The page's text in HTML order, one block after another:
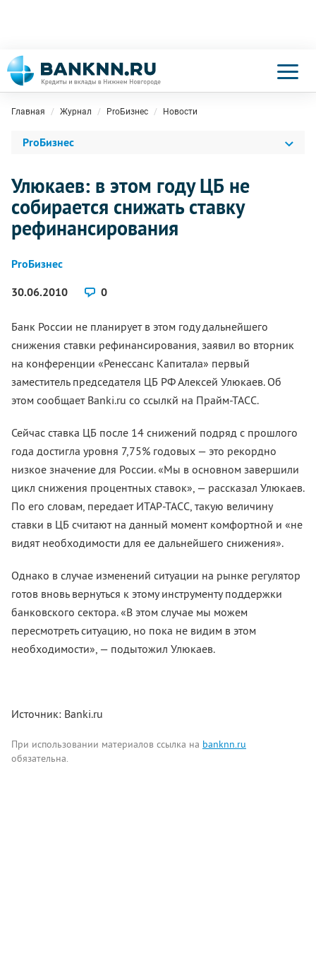
Главная Журнал ProБизнес Новости
ProБизнес
Улюкаев: в этом году ЦБ не
собирается снижать ставку
рефинансирования
ProБизнес
30.06.2010
0
Банк России не планирует в этом году дальнейшего
снижения ставки рефинансирования, заявил во вторник
на конференции «Ренессанс Капитала» первый
заместитель председателя ЦБ РФ Алексей Улюкаев. Об
этом сообщает Banki.ru со ссылкй на Прайм-ТАСС.
Сейчас ставка ЦБ после 14 снижений подряд с прошлого
года достигла уровня 7,75% годовых — это рекордно
низкое значение для России. «Мы в основном завершили
цикл снижения процентных ставок», — рассказал Улюкаев.
По его словам, передает ИТАР-ТАСС, такую величину
ставки в ЦБ считают на данный момент комфортной и «не
видят необходимости для ее дальнейшего снижения».
Однако в случае изменений ситуации на рынке регулятор
готов вновь вернуться к этому инструменту поддержки
банковского сектора. «В этом случае мы можем
пересмотреть ситуацию, но пока не видим в этом
необходимости», — подытожил Улюкаев.
Источник: Banki.ru
При использовании материалов ссылка на banknn.ru
обязательна.